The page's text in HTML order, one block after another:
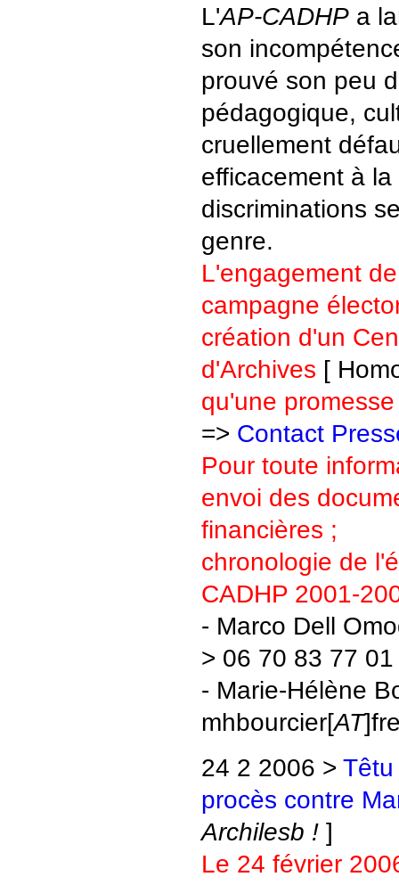
L'AP-CADHPa
son
prouvé son peu
pédagogique,
cruellement
efficacement à
discriminations
genre.
L'engagement
campagne
création d'un
d'Archives [
qu'une
=> Contact
Pour toute
envoi des
financières ;
chronologie de
CADHP 2001-
- Marco Dell
> 06 70 83 77 01
- Marie-Hélène
mhbourcier[AT
24 2 2006 >
procès contre
Archilesb !]
Le 24 février